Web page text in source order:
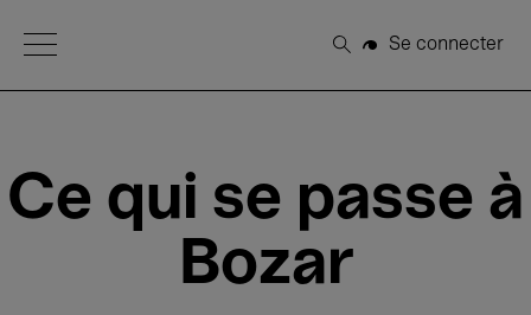
Open Menu
Rechercher
Se connecter
Ce qui se passe à
Bozar